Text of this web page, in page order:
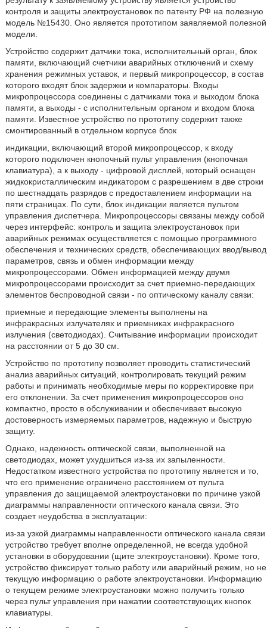
контроля и защиты электроустановок по патенту РФ на полезную
модель №15430. Оно является прототипом заявляемой полезной
модели.
Устройство содержит датчики тока, исполнительный орган, блок
памяти, включающий счетчики аварийных отключений и схему
хранения режимных уставок, и первый микропроцессор, в состав
которого входят блок задержки и компараторы. Входы
микропроцессора соединены с датчиками тока и выходом блока
памяти, а выходы - с исполнительным органом и входом блока
памяти. Известное устройство по прототипу содержит также
смонтированный в отдельном корпусе блок
индикации, включающий второй микропроцессор, к входу
которого подключен кнопочный пульт управления (кнопочная
клавиатура), а к выходу - цифровой дисплей, который оснащен
жидкокристаллическим индикатором с разрешением в две строки
по шестнадцать разрядов с предоставлением информации на
пяти страницах. По сути, блок индикации является пультом
управления диспетчера. Микропроцессоры связаны между собой
через интерфейс: контроль и защита электроустановок при
аварийных режимах осуществляется с помощью программного
обеспечения и технических средств, обеспечивающих ввод/вывод
параметров, связь и обмен информации между
микропроцессорами. Обмен информацией между двумя
микропроцессорами происходит за счет приемно-передающих
элементов беспроводной связи - по оптическому каналу связи:
приемные и передающие элементы выполнены на
инфракрасных излучателях и приемниках инфракрасного
излучения (светодиодах). Считывание информации происходит
на расстоянии от 5 до 30 см.
Устройство по прототипу позволяет проводить статистический
анализ аварийных ситуаций, контролировать текущий режим
работы и принимать необходимые меры по корректировке при
его отклонении. За счет применения микропроцессоров оно
компактно, просто в обслуживании и обеспечивает высокую
достоверность измеряемых параметров, надежную и быструю
защиту.
Однако, надежность оптической связи, выполненной на
светодиодах, может ухудшиться из-за их запыленности.
Недостатком известного устройства по прототипу является и то,
что его применение ограничено расстоянием от пульта
управления до защищаемой электроустановки по причине узкой
диаграммы направленности оптического канала связи. Это
создает неудобства в эксплуатации:
из-за узкой диаграммы направленности оптического канала связи
устройство требует вполне определенной, не всегда удобной
установки в оборудовании (щите электроустановки). Кроме того,
устройство фиксирует только работу или аварийный режим, но не
текущую информацию о работе электроустановки. Информацию
о текущем режиме электроустановки можно получить только
через пульт управления при нажатии соответствующих кнопок
клавиатуры.